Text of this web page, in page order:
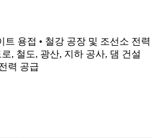
트 용접 • 철강 공장 및 조선소 전력
, 철도, 광산, 지하 공사, 댐 건설
력 공급